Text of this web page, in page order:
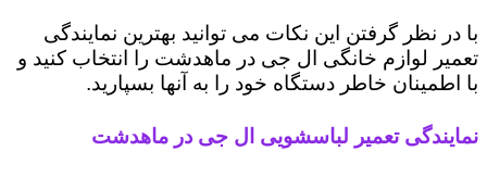
با در نظر گرفتن این نکات می توانید بهترین نمایندگی
تعمیر لوازم خانگی ال جی در ماهدشت را انتخاب کنید و
با اطمینان خاطر دستگاه خود را به آنها بسپارید.
نمایندگی تعمیر لباسشویی ال جی در ماهدشت